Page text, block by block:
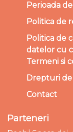
Perioada
Politica de
Politica de
datelor cu
Termeni si
Drepturi
Contact
Parteneri